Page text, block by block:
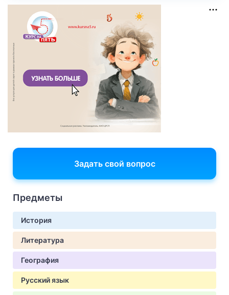
Задать свой вопрос
Предметы
История
Литература
География
Русский язык